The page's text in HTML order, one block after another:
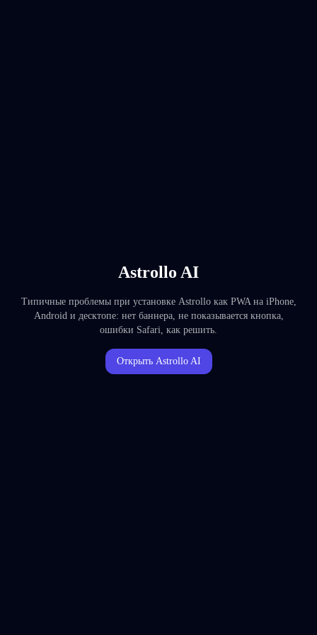
Astrollo AI
Типичные проблемы при установке Astrollo как PWA на iPhone,
Android и десктопе: нет баннера, не показывается кнопка,
ошибки Safari, как решить.
Открыть Astrollo AI